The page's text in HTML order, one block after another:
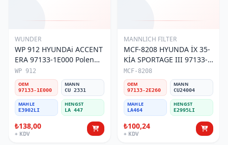
WUNDER
WP 912 HYUNDAi ACCENT
ERA 97133-1E000 Polen
Filtresi
WP 912
OEM
97133-1E000
MANN
CU 2331
MAHLE
E3902LI
HENGST
LA 447
₺138,00
+ KDV
MANNLICH FILTER
MCF-8208 HYUNDA İX 35-
KİA SPORTAGE III 97133-
2E260 Polen Filtresi
MCF-8208
OEM
97133-2E260
MANN
CU24004
MAHLE
LA464
HENGST
E2995LI
₺100,24
+ KDV